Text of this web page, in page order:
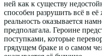
ней как к существу
способен разрушить всё в
реальность оказывается
предполагала. Героине
поступками, которые
грядущем браке и о самом